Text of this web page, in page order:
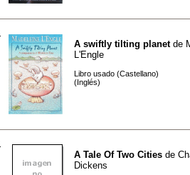
A swiftly tilting planetde
L'Engle
Libro usado (Castellano)
(Inglés)
A Tale Of Two Cities de
Dickens